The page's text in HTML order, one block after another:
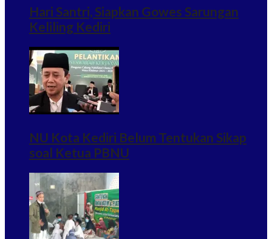
Hari Santri, Siapkan Gowes Sarungan
Keliling Kediri
NU Kota Kediri Belum Tentukan Sikap
soal Ketua PBNU